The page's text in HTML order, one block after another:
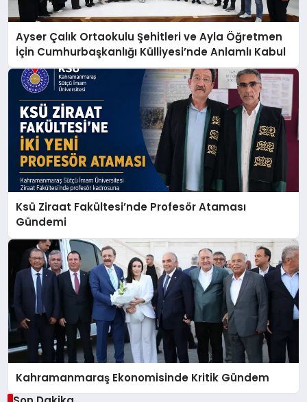
Ayser Çalık Ortaokulu Şehitleri ve Ayla Öğretmen
İçin Cumhurbaşkanlığı Külliyesi’nde Anlamlı Kabul
Ksü Ziraat Fakültesi’nde Profesör Ataması
Gündemi
Kahramanmaraş Ekonomisinde Kritik Gündem